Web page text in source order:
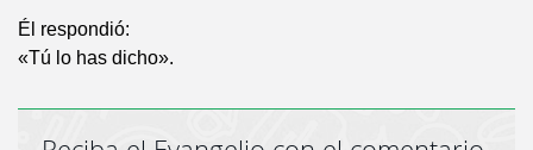
Él respondió:
«Tú lo has dicho».